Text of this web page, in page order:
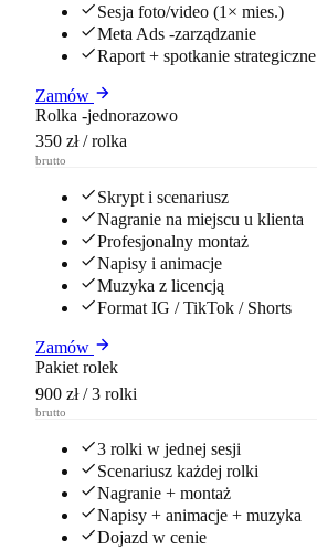
Sesja foto/video (1× mies.)
Meta Ads -zarządzanie
Raport + spotkanie strategiczne
Zamów
Rolka -jednorazowo
350 zł / rolka
brutto
Skrypt i scenariusz
Nagranie na miejscu u klienta
Profesjonalny montaż
Napisy i animacje
Muzyka z licencją
Format IG / TikTok / Shorts
Zamów
Pakiet rolek
900 zł / 3 rolki
brutto
3 rolki w jednej sesji
Scenariusz każdej rolki
Nagranie + montaż
Napisy + animacje + muzyka
Dojazd w cenie